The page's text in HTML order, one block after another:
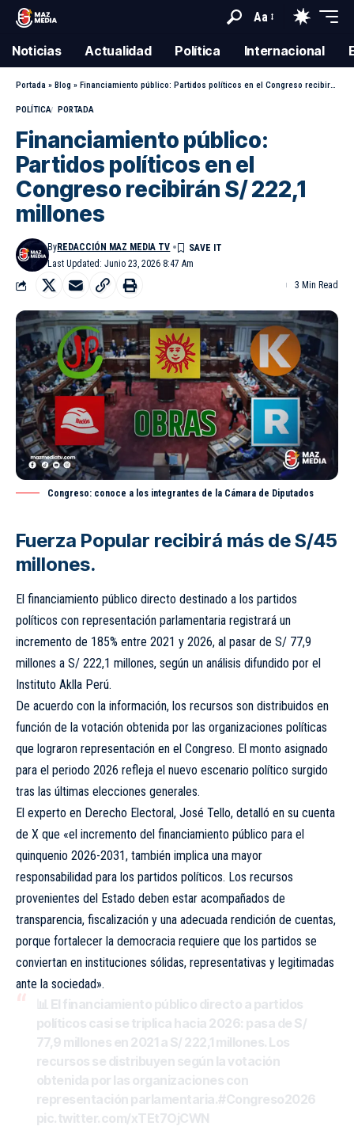
Aa
Noticias Actualidad Política Internacional
Portada » Blog » Financiamiento público: Partidos políticos en el Congreso recibirán S/ 222,1 millones
POLÍTICA PORTADA
Financiamiento público:
Partidos políticos en el
Congreso recibirán S/ 222,1
millones
Last Updated: Junio 23, 2026 8:47 Am
ByREDACCIÓN MAZ MEDIA TV
3 Min Read
Congreso: conoce a los integrantes de la Cámara de Diputados
Fuerza Popular recibirá más de S/45
millones.
El financiamiento público directo destinado a los partidos
políticos con representación parlamentaria registrará un
incremento de 185% entre 2021 y 2026, al pasar de S/ 77,9
millones a S/ 222,1 millones, según un análisis difundido por el
Instituto Aklla Perú.
De acuerdo con la información, los recursos son distribuidos en
función de la votación obtenida por las organizaciones políticas
que lograron representación en el Congreso. El monto asignado
para el periodo 2026 refleja el nuevo escenario político surgido
tras las últimas elecciones generales.
El experto en Derecho Electoral, José Tello, detalló en su cuenta
de X que «el incremento del financiamiento público para el
quinquenio 2026-2031, también implica una mayor
responsabilidad para los partidos políticos. Los recursos
provenientes del Estado deben estar acompañados de
transparencia, fiscalización y una adecuada rendición de cuentas,
porque fortalecer la democracia requiere que los partidos se
conviertan en instituciones sólidas, representativas y legitimadas
ante la sociedad».
📊 El financiamiento público directo a partidos
políticos casi se triplica hacia 2026: pasa de S/
77,9 millones en 2021 a S/ 222,1 millones. Los
recursos se distribuyen según la votación
obtenida por las organizaciones con
representación parlamentaria.#Congreso2026
pic.twitter.com/xTEt7OjCWN